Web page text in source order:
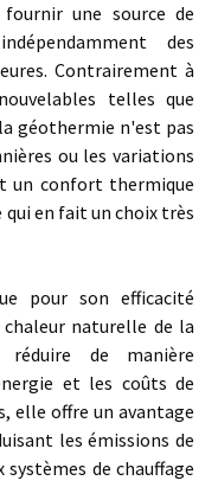
une source de
des
Contrairement à
telles que
géothermie n'est pas
ou les variations
un confort thermique
en fait un choix très
pour son efficacité
naturelle de la
de manière
et les coûts de
elle offre un avantage
les émissions de
de chauffage